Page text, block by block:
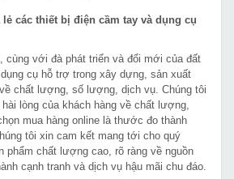
các thiết bị điện cầm tay và dụng cụ
cùng với đà phát triển và đổi mới của đất
cụ hỗ trợ trong xây dựng, sản xuất
chất lượng, số lượng, dịch vụ. Chúng tôi
lòng của khách hàng về chất lượng,
mua hàng online là thước đo thành
tôi xin cam kết mang tới cho quý
phẩm chất lượng cao, rõ ràng về nguồn
cạnh tranh và dịch vụ hậu mãi chu đáo.